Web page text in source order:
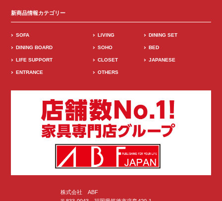
新商品情報カテゴリー
SOFA LIVING DINING SET
DINING BOARD SOHO BED
LIFE SUPPORT CLOSET JAPANESE
ENTRANCE OTHERS
株式会社 ABF